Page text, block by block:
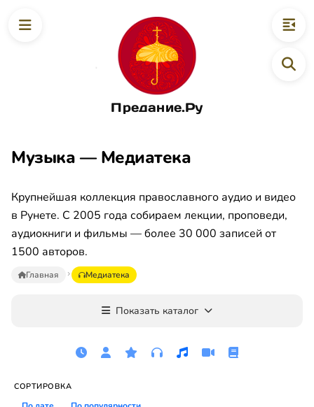
Предание.Ру
Музыка — Медиатека
Крупнейшая коллекция православного аудио и видео
в Рунете. С 2005 года собираем лекции, проповеди,
аудиокниги и фильмы — более 30 000 записей от
1500 авторов.
Главная Медиатека
Показать каталог
СОРТИРОВКА